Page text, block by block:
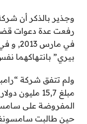
وجذير بالذكر أن
رفعت عدة دعوات
في
بيري” بانتهاكهما
ولم تتفق شركة
مبلغ 15,7
حين طالبت سامسونغ